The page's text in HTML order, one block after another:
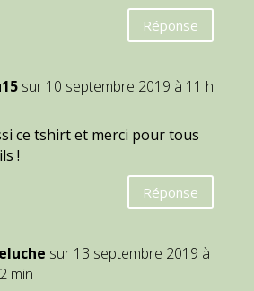
Réponse
sur 10 septembre 2019 à 11 h
ce tshirt et merci pour tous
!
Réponse
sur 13 septembre 2019 à
min